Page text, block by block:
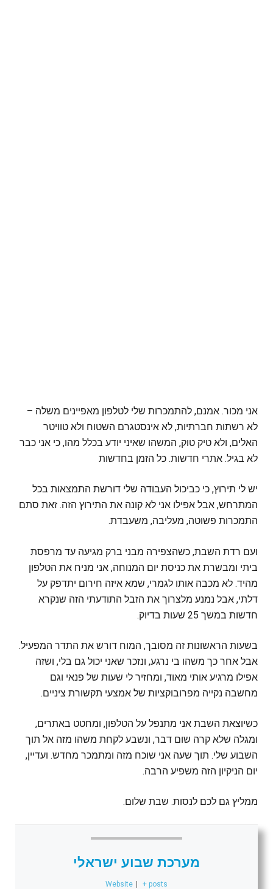
אני מכור. אמנם, להתמכרות שלי לטלפון מאפיינים משלה –
לא רשתות חברתיות, לא אינסטגרם השטוח ולא טוויטר
האלים, ולא טיק טוק, המשהו שאיני יודע בכלל מהו, כי אני כבר
לא בגיל. אתרי חדשות. כל הזמן בחדשות
יש לי תירוץ, כי כביכול העבודה שלי דורשת התמצאות בכל
המתרחש, אבל אפילו אני לא קונה את התירוץ הזה. זאת סתם
התמכרות פשוטה, מעליבה, משעבדת.
ועם רדת השבת, כשהצפירה מבני ברק מגיעה עד מרפסת
ביתי ומבשרת את כניסת יום המנוחה, אני מניח את הטלפון
מהיד. לא מכבה אותו לגמרי, שמא איזה חירום יתדפק על
דלתי, אבל נמנע מלצרוך את הזבל התודעתי הזה שנקרא
חדשות במשך 25 שעות בדיוק.
בשעות הראשונות זה מסובך, המוח דורש את התדר המפעיל.
אבל אחר כך משהו בי נרגע, ונזכר שאני יכול גם בלי, ושזה
אפילו מרגיע אותי מאוד, ומחזיר לי שעות של פנאי וגם
מחשבה נקייה מפרובוקציות של אמצעי תקשורת ציניים.
כשיוצאת השבת אני מתנפל על הטלפון, ומחטט באתרים,
ומגלה שלא קרה שום דבר, ונשבע לקחת משהו מזה אל תוך
השבוע שלי. תוך שעה אני שוכח מזה ומתמכר מחדש. ועדיין,
יום הניקיון הזה משפיע הרבה.
ממליץ גם לכם לנסות. שבת שלום.
מערכת שבוע ישראלי
Website + posts